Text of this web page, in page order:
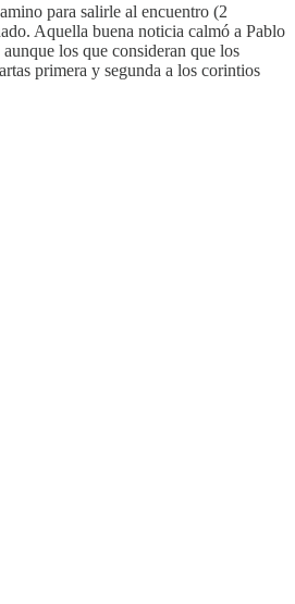
para salirle al encuentro (2
Aquella buena noticia calmó a Pablo
los que consideran que los
primera y segunda a los corintios